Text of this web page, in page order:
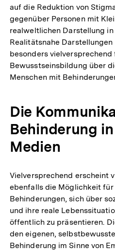
auf die Reduktion von
gegenüber Personen mit
realweltlichen Darstellung in
Realitätsnahe
besonders vielversprechend
Bewusstseinsbildung über
Menschen mit
Die
Behinderung
Medien
Vielversprechend erscheint
ebenfalls die Möglichkeit für
Behinderungen, sich über
und ihre reale
öffentlich zu präsentieren.
den eigenen,
Behinderung im Sinne von